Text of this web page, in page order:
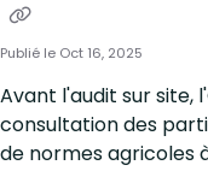
Publié le Oct 16, 2025
Avant l'audit sur site,
consultation des
de normes agricoles